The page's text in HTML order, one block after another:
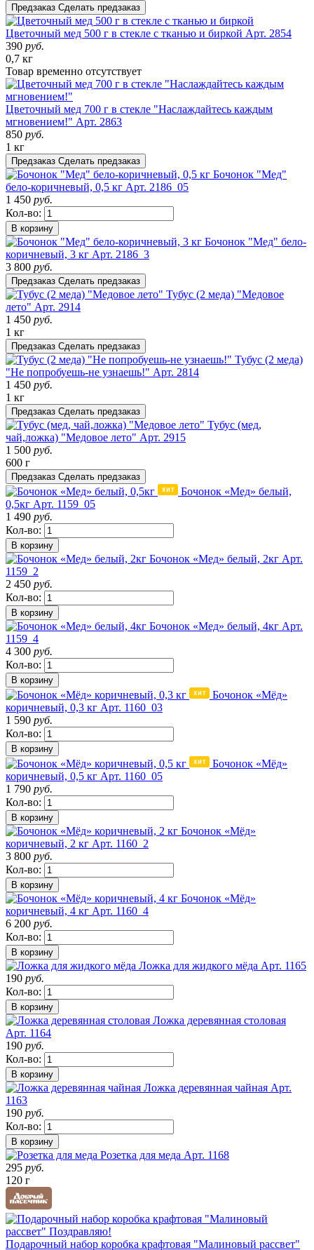
Предзаказ Сделать предзаказ
Цветочный мед 500 г в стекле с тканью и биркой Арт. 2854
390 руб.
0,7 кг
Товар временно отсутствует
Цветочный мед 700 г в стекле "Наслаждайтесь каждым
мгновением!" Арт. 2863
850 руб.
1 кг
Предзаказ Сделать предзаказ
Бочонок "Мед"
бело-коричневый, 0,5 кг Арт. 2186_05
1 450 руб.
Кол-во:
В корзину
Бочонок "Мед" бело-
коричневый, 3 кг Арт. 2186_3
3 800 руб.
Предзаказ Сделать предзаказ
Тубус (2 меда) "Медовое
лето" Арт. 2914
1 450 руб.
1 кг
Предзаказ Сделать предзаказ
Тубус (2 меда)
"Не попробуешь-не узнаешь!" Арт. 2814
1 450 руб.
1 кг
Предзаказ Сделать предзаказ
Тубус (мед,
чай,ложка) "Медовое лето" Арт. 2915
1 500 руб.
600 г
Предзаказ Сделать предзаказ
Бочонок «Мед» белый,
0,5кг Арт. 1159_05
1 490 руб.
Кол-во:
В корзину
Бочонок «Мед» белый, 2кг Арт.
1159_2
2 450 руб.
Кол-во:
В корзину
Бочонок «Мед» белый, 4кг Арт.
1159_4
4 300 руб.
Кол-во:
В корзину
Бочонок «Мёд»
коричневый, 0,3 кг Арт. 1160_03
1 590 руб.
Кол-во:
В корзину
Бочонок «Мёд»
коричневый, 0,5 кг Арт. 1160_05
1 790 руб.
Кол-во:
В корзину
Бочонок «Мёд»
коричневый, 2 кг Арт. 1160_2
3 800 руб.
Кол-во:
В корзину
Бочонок «Мёд»
коричневый, 4 кг Арт. 1160_4
6 200 руб.
Кол-во:
В корзину
Ложка для жидкого мёда Арт. 1165
190 руб.
Кол-во:
В корзину
Ложка деревянная столовая
Арт. 1164
190 руб.
Кол-во:
В корзину
Ложка деревянная чайная Арт.
1163
190 руб.
Кол-во:
В корзину
Розетка для меда Арт. 1168
295 руб.
120 г
Подарочный набор коробка крафтовая "Малиновый рассвет"